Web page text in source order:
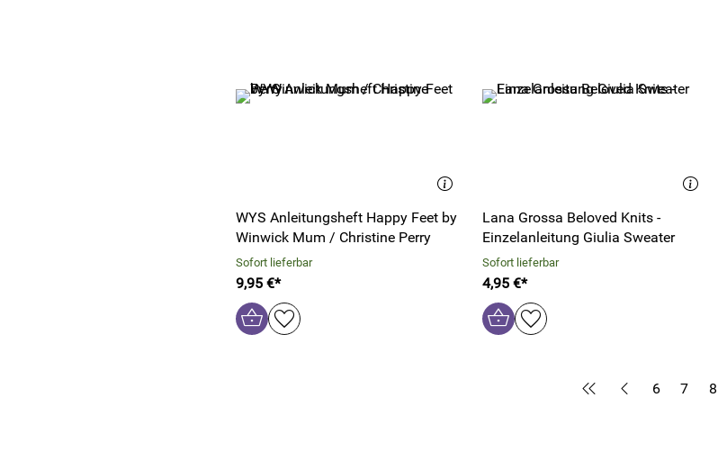
WYS Anleitungsheft Happy Feet by
Winwick Mum / Christine Perry
Sofort lieferbar
9,95 €*
Lana Grossa Beloved Knits -
Einzelanleitung Giulia Sweater
Sofort lieferbar
4,95 €*
6 7 8